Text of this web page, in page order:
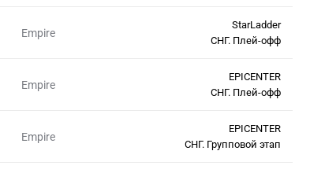
Empire
StarLadder
СНГ. Плей-офф
Empire
EPICENTER
СНГ. Плей-офф
Empire
EPICENTER
СНГ. Групповой этап